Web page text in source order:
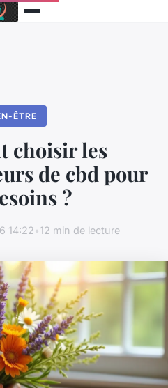
ÊTRE
choisir les
de cbd pour
?
14:22•12 min de lecture